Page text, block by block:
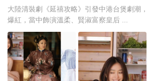
大陸清裝劇《延禧攻略》引發中港台煲劇潮
爆紅，當中飾演溫柔、賢淑富察皇后 ...